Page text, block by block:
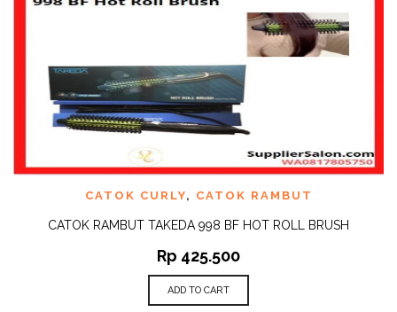
CATOK CURLY, CATOK RAMBUT
CATOK RAMBUT TAKEDA 998 BF HOT ROLL BRUSH
Rp 425.500
ADD TO CART